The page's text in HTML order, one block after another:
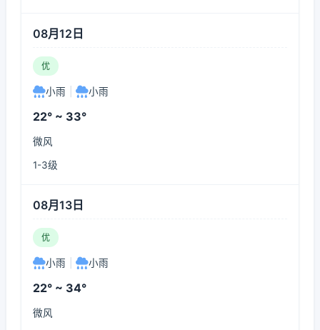
08月12日
优
小雨 小雨
22° ~ 33°
微风
1-3级
08月13日
优
小雨 小雨
22° ~ 34°
微风